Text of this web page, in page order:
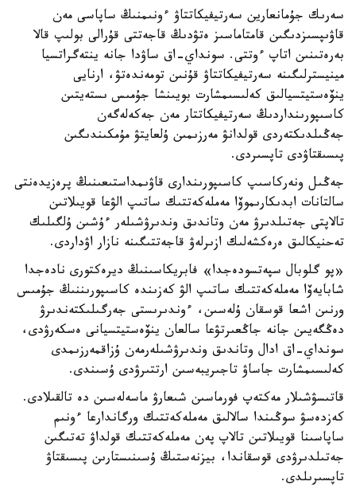
سەرىك جۇمانعارين سەرتيفيكاتتاۋ ءونىمنىڭ ساپاسى مەن
قاۋىپسىزدىگىن قامتاماسىز ەتۋدىڭ قاجەتتى قۇرالى بولىپ قالا
بەرەتىنىن اتاپ ءوتتى. سونداي-اق ساۋدا جانە ينتەگراتسيا
مينيسترلىگىنە سەرتيفيكاتتاۋ قۇنىن تومەندەتۋ، ارنايى
ينۆەستيتسيالىق كەلىسىمشارت بويىنشا جۇمىس ىستەيتىن
كاسىپورىنداردىڭ سەرتيفيكاتتار مەن جەكەلەگەن
جەڭىلدىكتەردى قولدانۋ مەرزىمىن ۇلعايتۋ مۇمكىندىگىن
پىسىقتاۋدى تاپسىردى.
جەڭىل ونەركاسىپ كاسىپورىندارى قاۋىمداستىعىنىڭ پرەزيدەنتى
سالتانات ابدىكارىموۆا مەملەكەتتىك ساتىپ الۋعا قويىلاتىن
تالاپتى جەتىلدىرۋ مەن وتاندىق وندىرۋشىلەر ءۇشىن ۇلگىلىك
تەحنيكالىق ەرەكشەلىك ازىرلەۋ قاجەتتىگىنە نازار اۋداردى.
«پو گلوبال سپەتسودەجدا» فابريكاسىنىڭ ديرەكتورى نادەجدا
شابايەۆا مەملەكەتتىك ساتىپ الۋ كەزىندە كاسىپورىننىڭ جۇمىس
ورنىن اشعا قوسقان ۇلەسىن، ءوندىرىستى جەرگىلىكتەندىرۋ
دەڭگەيىن جانە جاڭعىرتۋعا سالعان ينۆەستيتسيانى ەسكەرۋدى،
سونداي-اق ادال وتاندىق وندىرۋشىلەرمەن ۇزاقمەرزىمدى
كەلىسىمشارت جاساۋ تاجىريبەسىن ارتتىرۋدى ۇسىندى.
قاتىسۋشىلار مەكتەپ فورماسىن شىعارۋ ماسەلەسىن دە تالقىلادى.
كەزدەسۋ سوڭىندا سالالىق مەملەكەتتىك ورگاندارعا ءونىم
ساپاسىنا قويىلاتىن تالاپ پەن مەملەكەتتىك قولداۋ تەتىگىن
جەتىلدىرۋدى قوسقاندا، بيزنەستىڭ ۇسىنىستارىن پىسىقتاۋ
تاپسىرىلدى.